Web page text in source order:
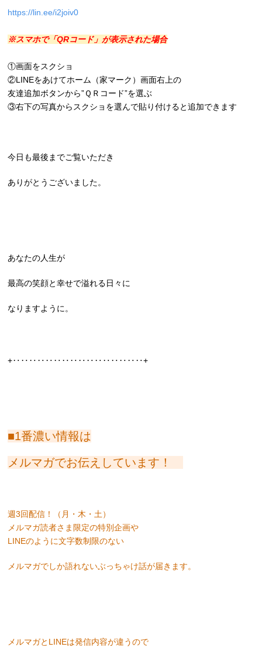
https://lin.ee/i2joiv0
※スマホで「QRコード」が表示された場合
①画面をスクショ
②LINEをあけてホーム（家マーク）画面右上の
友達追加ボタンから”ＱＲコード”を選ぶ
③右下の写真からスクショを選んで貼り付けると追加できます
今日も最後までご覧いただき
ありがとうございました。
あなたの人生が
最高の笑顔と幸せで溢れる日々に
なりますように。
+‥‥‥‥‥‥‥‥‥‥‥‥‥‥‥‥+
■1番濃い情報は
メルマガでお伝えしています！
週3回配信！（月・木・土）
メルマガ読者さま限定の特別企画や
LINEのように文字数制限のない
メルマガでしか語れないぶっちゃけ話が届きます。
メルマガとLINEは発信内容が違うので